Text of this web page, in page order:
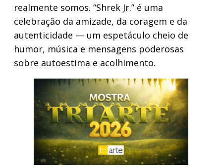
realmente somos. “Shrek Jr.” é uma
celebração da amizade, da coragem e da
autenticidade — um espetáculo cheio de
humor, música e mensagens poderosas
sobre autoestima e acolhimento.